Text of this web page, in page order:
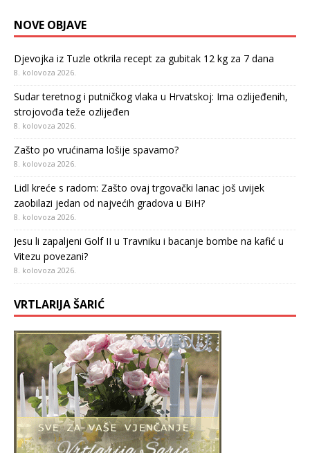
NOVE OBJAVE
Djevojka iz Tuzle otkrila recept za gubitak 12 kg za 7 dana
8. kolovoza 2026.
Sudar teretnog i putničkog vlaka u Hrvatskoj: Ima ozlijeđenih,
strojovođa teže ozlijeđen
8. kolovoza 2026.
Zašto po vrućinama lošije spavamo?
8. kolovoza 2026.
Lidl kreće s radom: Zašto ovaj trgovački lanac još uvijek
zaobilazi jedan od najvećih gradova u BiH?
8. kolovoza 2026.
Jesu li zapaljeni Golf II u Travniku i bacanje bombe na kafić u
Vitezu povezani?
8. kolovoza 2026.
VRTLARIJA ŠARIĆ